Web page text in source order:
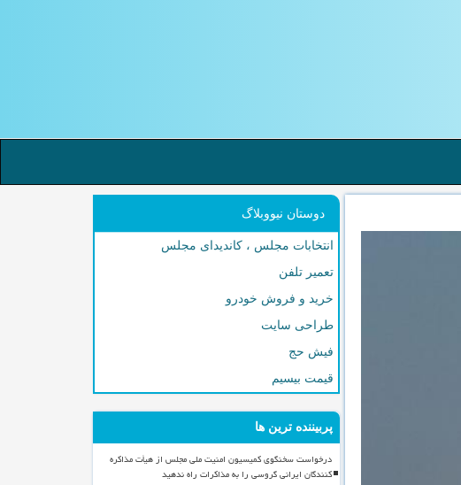
دوستان نیووبلاگ
انتخابات مجلس ، کاندیدای مجلس
تعمیر تلفن
خرید و فروش خودرو
طراحی سایت
فیش حج
قیمت بیسیم
پربیننده ترین ها
درخواست سخنگوی کمیسیون امنیت ملی مجلس از هیأت مذاکره
کنندگان ایرانی گروسی را به مذاکرات راه ندهید